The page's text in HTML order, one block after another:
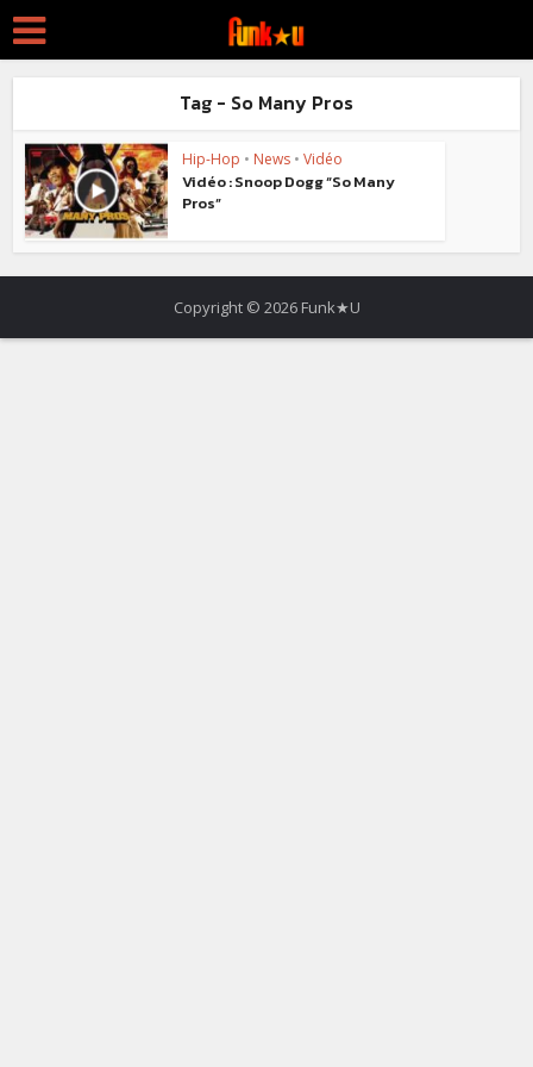
Tag - So Many Pros
Hip-Hop • News • Vidéo
Vidéo : Snoop Dogg “So Many
Pros”
Copyright © 2026 Funk★U